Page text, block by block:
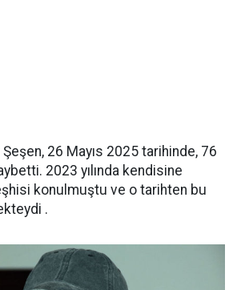
26 Mayıs 2025 tarihinde, 76
2023 yılında kendisine
konulmuştu ve o tarihten bu
.